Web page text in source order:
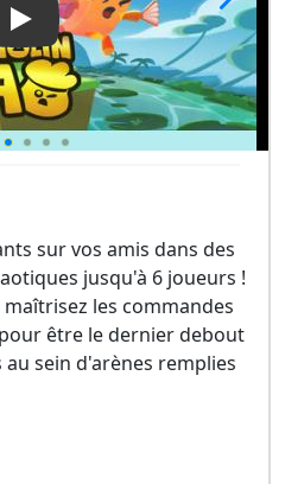
Play Video: Shaolin Bao
sur vos amis dans des
jusqu'à 6 joueurs !
les commandes
être le dernier debout
sein d'arènes remplies